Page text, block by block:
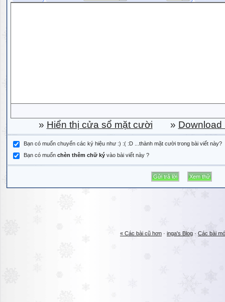
» Hiển thị cửa sổ mặt cười » Download
Bạn có muốn chuyển các ký hiệu như :) :( :D ...thành mặt cười trong bài viết này?
Bạn có muốn chèn thêm chữ ký vào bài viết này ?
« Các bài cũ hơn · inga's Blog · Các bài